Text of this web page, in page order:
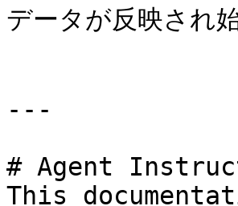
データが反映され
---
# Agent
This